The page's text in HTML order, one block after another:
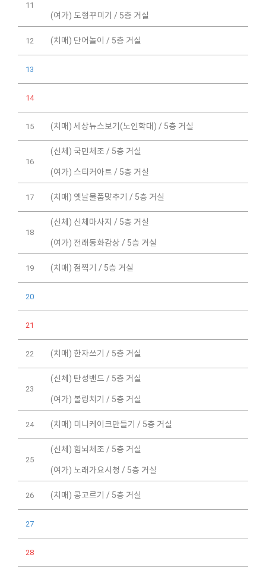
11
(여가) 도형꾸미기 / 5층 거실
12 (치매) 단어놀이 / 5층 거실
13
14
15 (치매) 세상뉴스보기(노인학대) / 5층 거실
16
(신체) 국민체조 / 5층 거실
(여가) 스티커아트 / 5층 거실
17 (치매) 옛날물품맞추기 / 5층 거실
18
(신체) 신체마사지 / 5층 거실
(여가) 전래동화감상 / 5층 거실
19 (치매) 점찍기 / 5층 거실
20
21
22 (치매) 한자쓰기 / 5층 거실
23
(신체) 탄성밴드 / 5층 거실
(여가) 볼링치기 / 5층 거실
24 (치매) 미니케이크만들기 / 5층 거실
25
(신체) 힘뇌체조 / 5층 거실
(여가) 노래가요시청 / 5층 거실
26 (치매) 콩고르기 / 5층 거실
27
28